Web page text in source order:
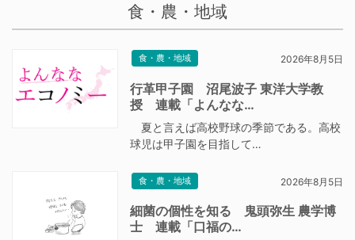
食・農・地域
食・農・地域 2026年8月5日
行革甲子園 沼尾波子 東洋大学教
授 連載「よんなな…
夏と言えば高校野球の季節である。高校
球児は甲子園を目指して…
食・農・地域 2026年8月5日
細菌の個性を知る 鬼頭弥生 農学博
士 連載「口福の…